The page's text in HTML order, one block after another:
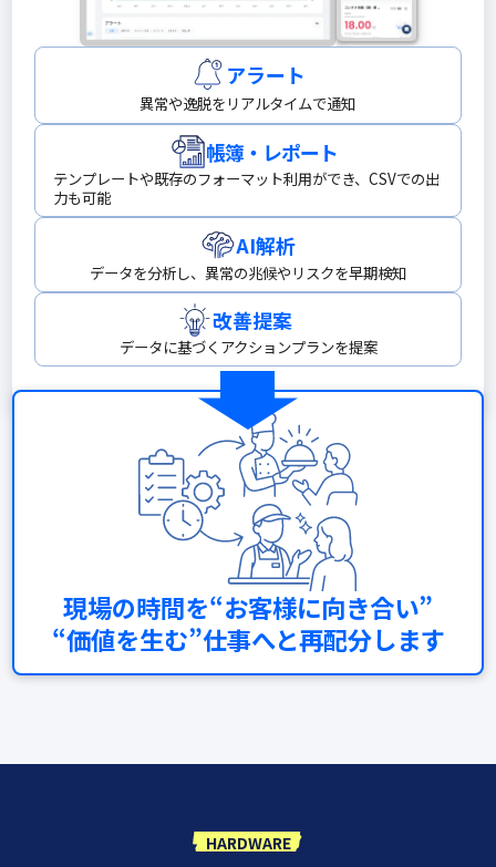
アラート
異常や逸脱をリアルタイムで通知
帳簿・レポート
テンプレートや既存のフォーマット利用ができ、CSVでの出
力も可能
AI解析
データを分析し、異常の兆候やリスクを早期検知
改善提案
データに基づくアクションプランを提案
現場の時間を“お客様に向き合い”
“価値を生む”仕事へと再配分します
HARDWARE